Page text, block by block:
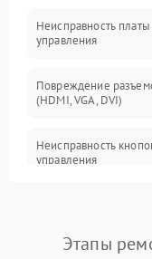
Неисправность платы
управления
Повреждение
(HDMI, VGA, DVI)
Неисправность
управления
Повреждение кабеля
Этапы